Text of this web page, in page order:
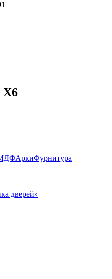
Х6
АркиФурнитура